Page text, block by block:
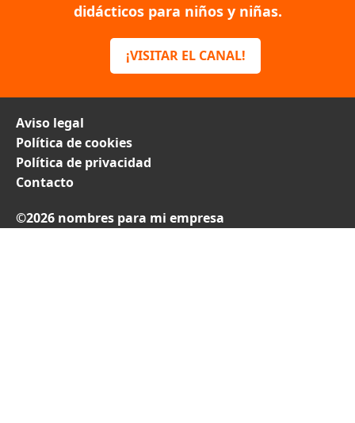
didácticos para niños y niñas.
¡VISITAR EL CANAL!
Aviso legal
Política de cookies
Política de privacidad
Contacto
©2026 nombres para mi empresa